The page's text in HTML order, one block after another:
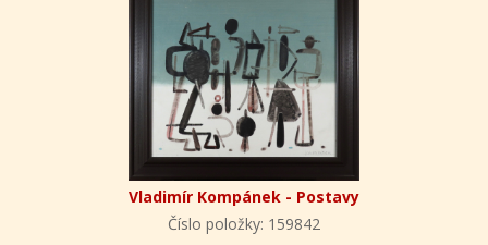
Vladimír Kompánek - Postavy
Číslo položky: 159842